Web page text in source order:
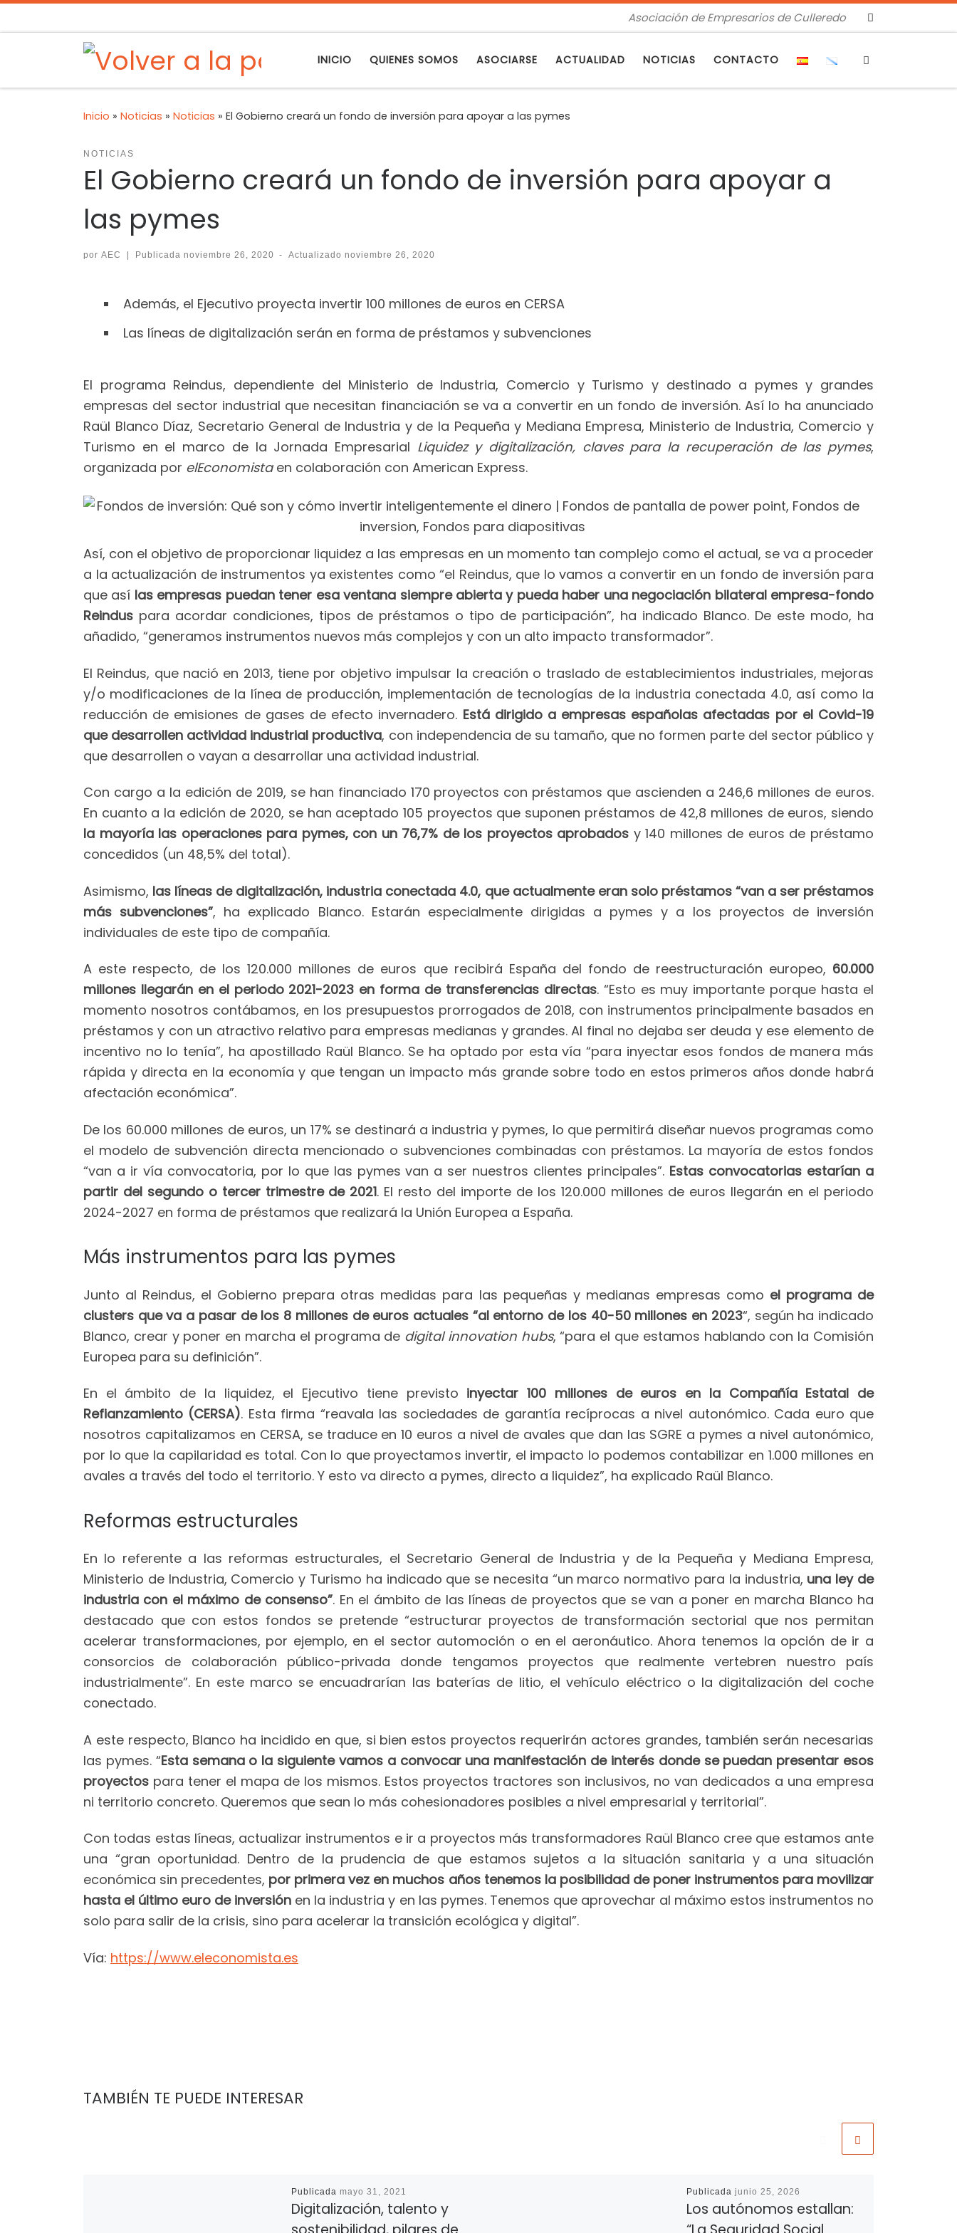
Asociación de Empresarios de Culleredo
INICIO QUIENES SOMOS ASOCIARSE ACTUALIDAD NOTICIAS CONTACTO
Inicio » Noticias » Noticias » El Gobierno creará un fondo de inversión para apoyar a las pymes
NOTICIAS
El Gobierno creará un fondo de inversión para apoyar a
las pymes
por AEC | Publicada noviembre 26, 2020 - Actualizadonoviembre 26, 2020
Además, el Ejecutivo proyecta invertir 100 millones de euros en CERSA
Las líneas de digitalización serán en forma de préstamos y subvenciones
El programa Reindus, dependiente del Ministerio de Industria, Comercio y Turismo y destinado a pymes y grandes
empresas del sector industrial que necesitan financiación se va a convertir en un fondo de inversión. Así lo ha anunciado
Raül Blanco Díaz, Secretario General de Industria y de la Pequeña y Mediana Empresa, Ministerio de Industria, Comercio y
Turismo en el marco de la Jornada Empresarial Liquidez y digitalización, claves para la recuperación de las pymes,
organizada por elEconomistaen colaboración con American Express.
Así, con el objetivo de proporcionar liquidez a las empresas en un momento tan complejo como el actual, se va a proceder
a la actualización de instrumentos ya existentes como “el Reindus, que lo vamos a convertir en un fondo de inversión para
que así las empresas puedan tener esa ventana siempre abierta y pueda haber una negociación bilateral empresa-fondo
Reindus para acordar condiciones, tipos de préstamos o tipo de participación”, ha indicado Blanco. De este modo, ha
añadido, “generamos instrumentos nuevos más complejos y con un alto impacto transformador”.
El Reindus, que nació en 2013, tiene por objetivo impulsar la creación o traslado de establecimientos industriales, mejoras
y/o modificaciones de la línea de producción, implementación de tecnologías de la industria conectada 4.0, así como la
reducción de emisiones de gases de efecto invernadero. Está dirigido a empresas españolas afectadas por el Covid-19
que desarrollen actividad industrial productiva, con independencia de su tamaño, que no formen parte del sector público y
que desarrollen o vayan a desarrollar una actividad industrial.
Con cargo a la edición de 2019, se han financiado 170 proyectos con préstamos que ascienden a 246,6 millones de euros.
En cuanto a la edición de 2020, se han aceptado 105 proyectos que suponen préstamos de 42,8 millones de euros, siendo
la mayoría las operaciones para pymes, con un 76,7% de los proyectos aprobados y 140 millones de euros de préstamo
concedidos (un 48,5% del total).
Asimismo, las líneas de digitalización, industria conectada 4.0, que actualmente eran solo préstamos “van a ser préstamos
más subvenciones”, ha explicado Blanco. Estarán especialmente dirigidas a pymes y a los proyectos de inversión
individuales de este tipo de compañía.
A este respecto, de los 120.000 millones de euros que recibirá España del fondo de reestructuración europeo, 60.000
millones llegarán en el periodo 2021-2023 en forma de transferencias directas. “Esto es muy importante porque hasta el
momento nosotros contábamos, en los presupuestos prorrogados de 2018, con instrumentos principalmente basados en
préstamos y con un atractivo relativo para empresas medianas y grandes. Al final no dejaba ser deuda y ese elemento de
incentivo no lo tenía”, ha apostillado Raül Blanco. Se ha optado por esta vía “para inyectar esos fondos de manera más
rápida y directa en la economía y que tengan un impacto más grande sobre todo en estos primeros años donde habrá
afectación económica”.
De los 60.000 millones de euros, un 17% se destinará a industria y pymes, lo que permitirá diseñar nuevos programas como
el modelo de subvención directa mencionado o subvenciones combinadas con préstamos. La mayoría de estos fondos
“van a ir vía convocatoria, por lo que las pymes van a ser nuestros clientes principales”. Estas convocatorias estarían a
partir del segundo o tercer trimestre de 2021. El resto del importe de los 120.000 millones de euros llegarán en el periodo
2024-2027 en forma de préstamos que realizará la Unión Europea a España.
Más instrumentos para las pymes
Junto al Reindus, el Gobierno prepara otras medidas para las pequeñas y medianas empresas como el programa de
clusters que va a pasar de los 8 millones de euros actuales “al entorno de los 40-50 millones en 2023“, según ha indicado
Blanco, crear y poner en marcha el programa de digital innovation hubs, “para el que estamos hablando con la Comisión
Europea para su definición”.
En el ámbito de la liquidez, el Ejecutivo tiene previsto inyectar 100 millones de euros en la Compañía Estatal de
Refianzamiento (CERSA). Esta firma “reavala las sociedades de garantía recíprocas a nivel autonómico. Cada euro que
nosotros capitalizamos en CERSA, se traduce en 10 euros a nivel de avales que dan las SGRE a pymes a nivel autonómico,
por lo que la capilaridad es total. Con lo que proyectamos invertir, el impacto lo podemos contabilizar en 1.000 millones en
avales a través del todo el territorio. Y esto va directo a pymes, directo a liquidez”, ha explicado Raül Blanco.
Reformas estructurales
En lo referente a las reformas estructurales, el Secretario General de Industria y de la Pequeña y Mediana Empresa,
Ministerio de Industria, Comercio y Turismo ha indicado que se necesita “un marco normativo para la industria, una ley de
industria con el máximo de consenso”. En el ámbito de las líneas de proyectos que se van a poner en marcha Blanco ha
destacado que con estos fondos se pretende “estructurar proyectos de transformación sectorial que nos permitan
acelerar transformaciones, por ejemplo, en el sector automoción o en el aeronáutico. Ahora tenemos la opción de ir a
consorcios de colaboración público-privada donde tengamos proyectos que realmente vertebren nuestro país
industrialmente”. En este marco se encuadrarían las baterías de litio, el vehículo eléctrico o la digitalización del coche
conectado.
A este respecto, Blanco ha incidido en que, si bien estos proyectos requerirán actores grandes, también serán necesarias
las pymes. “Esta semana o la siguiente vamos a convocar una manifestación de interés donde se puedan presentar esos
proyectos para tener el mapa de los mismos. Estos proyectos tractores son inclusivos, no van dedicados a una empresa
ni territorio concreto. Queremos que sean lo más cohesionadores posibles a nivel empresarial y territorial”.
Con todas estas líneas, actualizar instrumentos e ir a proyectos más transformadores Raül Blanco cree que estamos ante
una “gran oportunidad. Dentro de la prudencia de que estamos sujetos a la situación sanitaria y a una situación
económica sin precedentes, por primera vez en muchos años tenemos la posibilidad de poner instrumentos para movilizar
hasta el último euro de inversión en la industria y en las pymes. Tenemos que aprovechar al máximo estos instrumentos no
solo para salir de la crisis, sino para acelerar la transición ecológica y digital”.
Vía: https://www.eleconomista.es
TAMBIÉN TE PUEDE INTERESAR
Publicada mayo 31, 2021
Digitalización, talento y
Publicada junio 25, 2026
Los autónomos estallan: